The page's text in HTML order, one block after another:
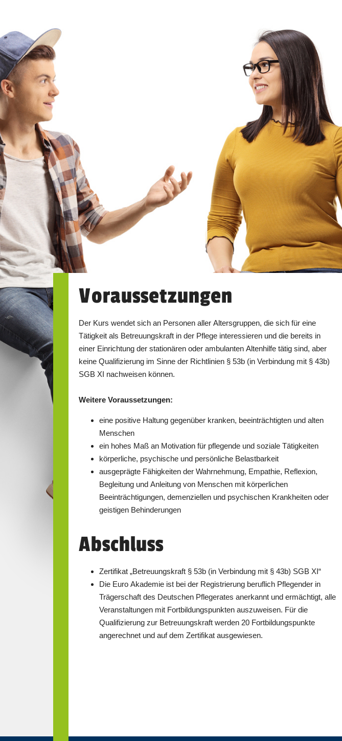
Voraussetzungen
Der Kurs wendet sich an Personen aller Altersgruppen, die sich für eine
Tätigkeit als Betreuungskraft in der Pflege interessieren und die bereits in
einer Einrichtung der stationären oder ambulanten Altenhilfe tätig sind, aber
keine Qualifizierung im Sinne der Richtlinien § 53b (in Verbindung mit § 43b)
SGB XI nachweisen können.
Weitere Voraussetzungen:
eine positive Haltung gegenüber kranken, beeinträchtigten und alten
Menschen
ein hohes Maß an Motivation für pflegende und soziale Tätigkeiten
körperliche, psychische und persönliche Belastbarkeit
ausgeprägte Fähigkeiten der Wahrnehmung, Empathie, Reflexion,
Begleitung und Anleitung von Menschen mit körperlichen
Beeinträchtigungen, demenziellen und psychischen Krankheiten oder
geistigen Behinderungen
Abschluss
Zertifikat „Betreuungskraft § 53b (in Verbindung mit § 43b) SGB XI“
Die Euro Akademie ist bei der Registrierung beruflich Pflegender in
Trägerschaft des Deutschen Pflegerates anerkannt und ermächtigt, alle
Veranstaltungen mit Fortbildungspunkten auszuweisen. Für die
Qualifizierung zur Betreuungskraft werden 20 Fortbildungspunkte
angerechnet und auf dem Zertifikat ausgewiesen.